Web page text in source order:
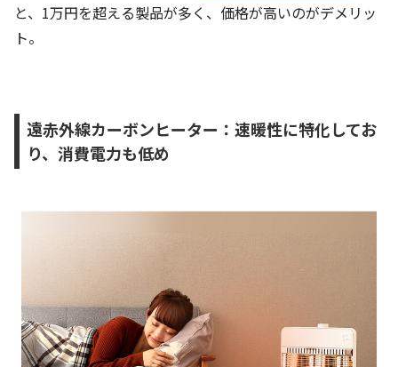
と、1万円を超える製品が多く、価格が高いのがデメリッ
ト。
遠赤外線カーボンヒーター：速暖性に特化してお
り、消費電力も低め